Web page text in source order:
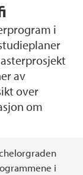
i
av
over
om
i